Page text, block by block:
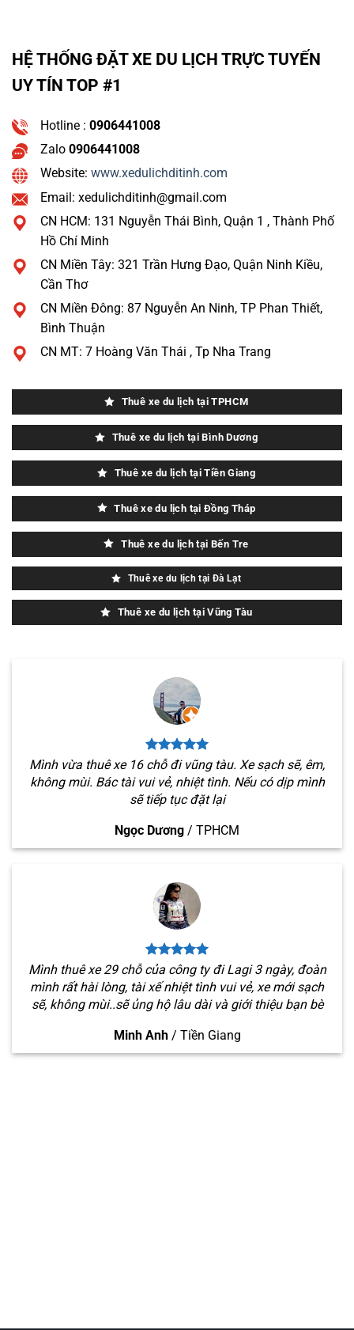
HỆ THỐNG ĐẶT XE DU LỊCH TRỰC TUYẾN
UY TÍN TOP #1
Hotline : 0906441008
Zalo 0906441008
Website: www.xedulichditinh.com
Email: xedulichditinh@gmail.com
CN HCM: 131 Nguyễn Thái Bình, Quận 1 , Thành Phố
Hồ Chí Minh
CN Miền Tây: 321 Trần Hưng Đạo, Quận Ninh Kiều,
Cần Thơ
CN Miền Đông: 87 Nguyễn An Ninh, TP Phan Thiết,
Bình Thuận
CN MT: 7 Hoàng Văn Thái , Tp Nha Trang
Thuê xe du lịch tại TPHCM
Thuê xe du lịch tại Bình Dương
Thuê xe du lịch tại Tiền Giang
Thuê xe du lịch tại Đồng Tháp
Thuê xe du lịch tại Bến Tre
Thuê xe du lịch tại Đà Lạt
Thuê xe du lịch tại Vũng Tàu
Mình vừa thuê xe 16 chỗ đi vũng tàu. Xe sạch sẽ, êm,
không mùi. Bác tài vui vẻ, nhiệt tình. Nếu có dịp mình
sẽ tiếp tục đặt lại
Ngọc Dương / TPHCM
Mình thuê xe 29 chỗ của công ty đi Lagi 3 ngày, đoàn
mình rất hài lòng, tài xế nhiệt tình vui vẻ, xe mới sạch
sẽ, không mùi..sẽ ủng hộ lâu dài và giới thiệu bạn bè
Minh Anh / Tiền Giang